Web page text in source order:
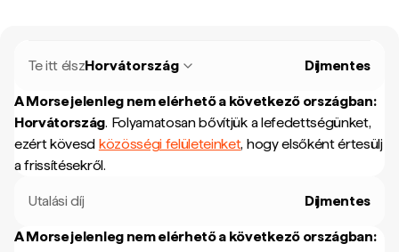
Te itt élszHorvátország Díjmentes
A Morse jelenleg nem elérhető a következő országban:
Horvátország. Folyamatosan bővítjük a lefedettségünket,
ezért kövesd közösségi felületeinket, hogy elsőként értesülj
a frissítésekről.
Utalási díj Díjmentes
A Morse jelenleg nem elérhető a következő országban: